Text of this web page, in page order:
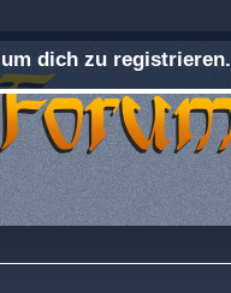
dich zu registrieren.